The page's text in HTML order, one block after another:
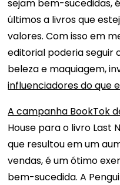
sejam bem-sucedidas,
últimos a livros que
valores. Com isso em
editorial poderia seguir
beleza e maquiagem,
influenciadores do que
A campanha BookTok
House para o livro Last
que resultou em um
vendas, é um ótimo
bem-sucedida. A